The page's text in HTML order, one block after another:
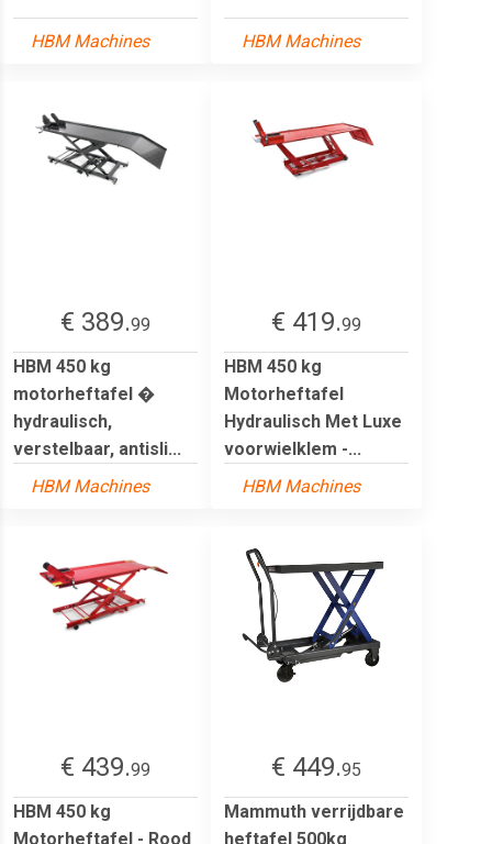
HBM Machines HBM Machines
€ 389.99
HBM 450 kg
motorheftafel �
hydraulisch,
verstelbaar, antisli...
HBM Machines
€ 419.99
HBM 450 kg
Motorheftafel
Hydraulisch Met Luxe
voorwielklem -...
HBM Machines
€ 439.99
HBM 450 kg
Motorheftafel - Rood
€ 449.95
Mammuth verrijdbare
heftafel 500kg